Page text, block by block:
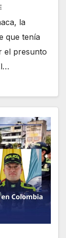
la
que tenía
el presunto